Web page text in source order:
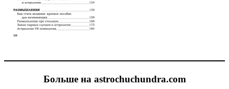
Больше на astrochuchundra.com